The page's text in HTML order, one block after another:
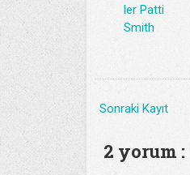
ler Patti
Smith
Sonraki Kayıt
2 yorum :